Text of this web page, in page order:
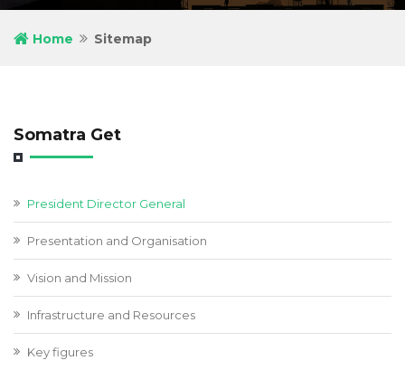
Home Sitemap
Somatra Get
President Director General
Presentation and Organisation
Vision and Mission
Infrastructure and Resources
Key figures